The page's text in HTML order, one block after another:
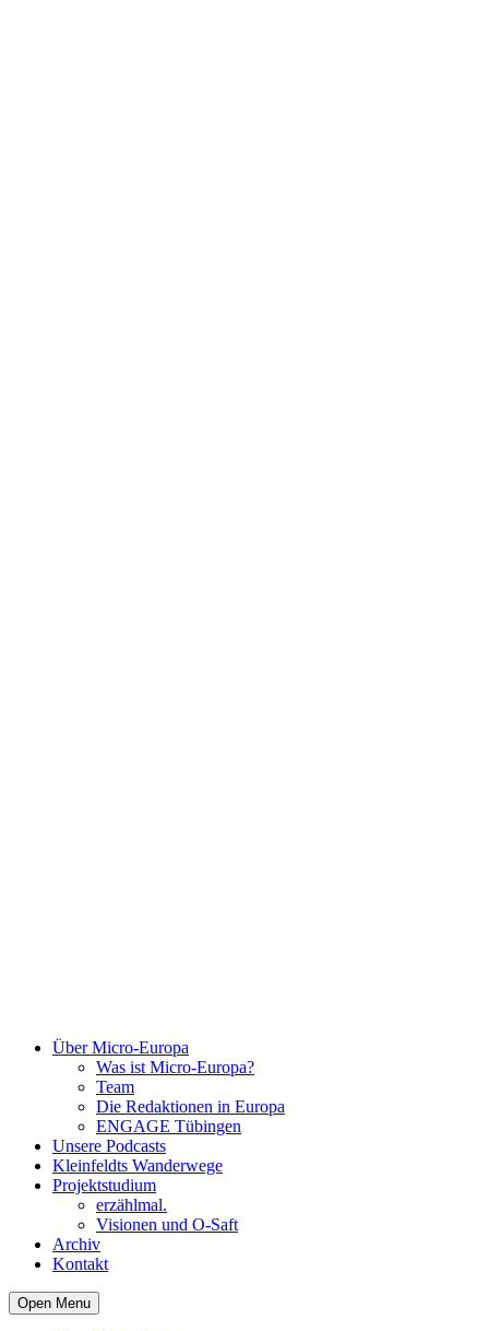
Über Micro-Europa
Was ist Micro-Europa?
Team
Die Redaktionen in Europa
ENGAGE Tübingen
Unsere Podcasts
Kleinfeldts Wanderwege
Projektstudium
erzählmal.
Visionen und O-Saft
Archiv
Kontakt
Open Menu